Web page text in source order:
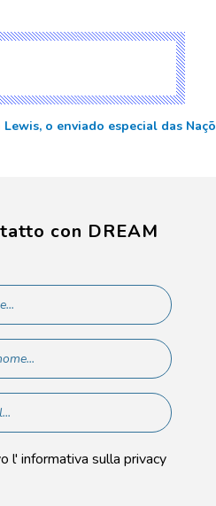
o enviado especial das
con DREAM
l' informativa sulla privacy